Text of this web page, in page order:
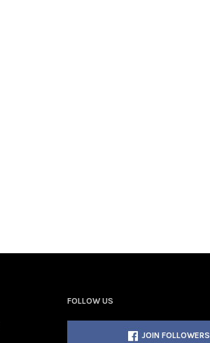
FOLLOW US
JOIN FOLLOWERS